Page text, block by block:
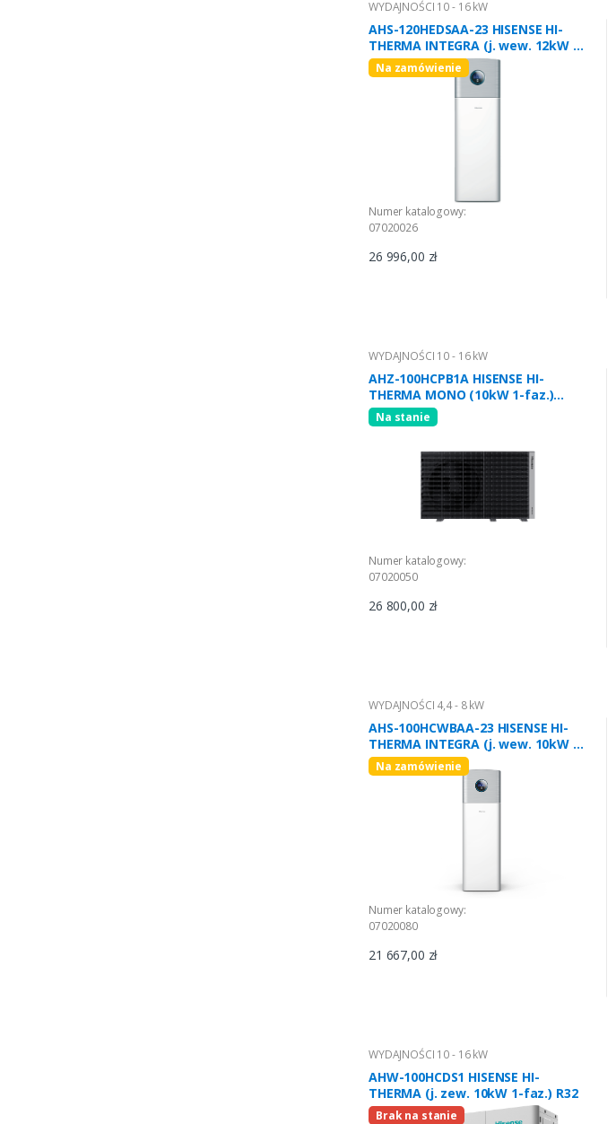
WYDAJNOŚCI 10 - 16 kW
AHS-120HEDSAA-23 HISENSE HI-
THERMA INTEGRA (j. wew. 12kW 3-
faz.) R32
Na zamówienie
Numer katalogowy:
07020026
26 996,00 zł
WYDAJNOŚCI 10 - 16 kW
AHZ-100HCPB1A HISENSE HI-
THERMA MONO (10kW 1-faz.)
R290
Na stanie
Numer katalogowy:
07020050
26 800,00 zł
WYDAJNOŚCI 4,4 - 8 kW
AHS-100HCWBAA-23 HISENSE HI-
THERMA INTEGRA (j. wew. 10kW 1-
faz.) R290
Na zamówienie
Numer katalogowy:
07020080
21 667,00 zł
WYDAJNOŚCI 10 - 16 kW
AHW-100HCDS1 HISENSE HI-
THERMA (j. zew. 10kW 1-faz.) R32
Brak na stanie